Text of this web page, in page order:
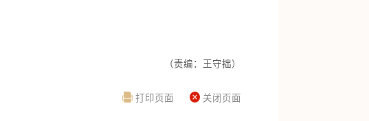
（责编：王守拙）
打印页面 关闭页面